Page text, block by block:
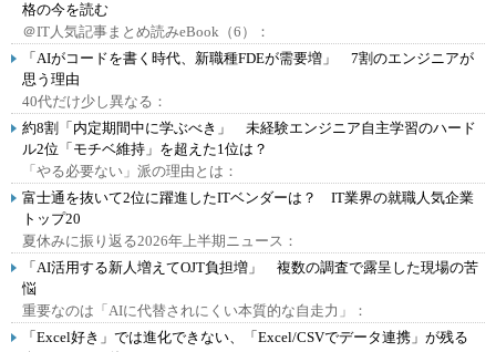
格の今を読む
＠IT人気記事まとめ読みeBook（6）：
「AIがコードを書く時代、新職種FDEが需要増」 7割のエンジニアが
思う理由
40代だけ少し異なる：
約8割「内定期間中に学ぶべき」 未経験エンジニア自主学習のハード
ル2位「モチベ維持」を超えた1位は？
「やる必要ない」派の理由とは：
富士通を抜いて2位に躍進したITベンダーは？ IT業界の就職人気企業
トップ20
夏休みに振り返る2026年上半期ニュース：
「AI活用する新人増えてOJT負担増」 複数の調査で露呈した現場の苦
悩
重要なのは「AIに代替されにくい本質的な自走力」：
「Excel好き」では進化できない、「Excel/CSVでデータ連携」が残る